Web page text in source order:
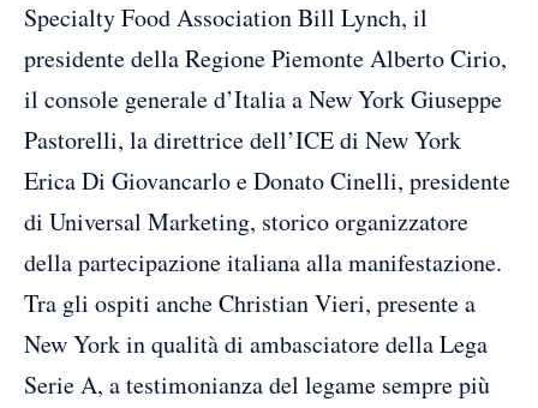
Specialty Food Association Bill Lynch, il
presidente della Regione Piemonte Alberto Cirio,
il console generale d’Italia a New York Giuseppe
Pastorelli, la direttrice dell’ICE di New York
Erica Di Giovancarlo e Donato Cinelli, presidente
di Universal Marketing, storico organizzatore
della partecipazione italiana alla manifestazione.
Tra gli ospiti anche Christian Vieri, presente a
New York in qualità di ambasciatore della Lega
Serie A, a testimonianza del legame sempre più